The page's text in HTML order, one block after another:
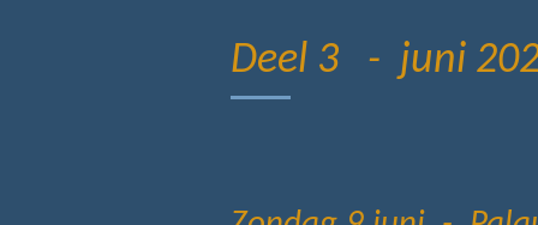
Deel 3 - juni